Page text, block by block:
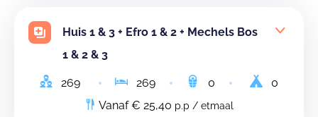
Huis 1 & 3 + Efro 1 & 2 + Mechels Bos
1 & 2 & 3
269 269 0
0
Vanaf € 25,40 p.p / etmaal